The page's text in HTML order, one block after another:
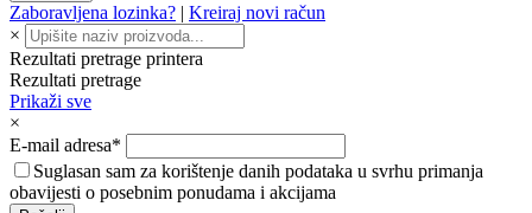
Zaboravljena lozinka? | Kreiraj novi račun
×
Rezultati pretrage printera
Rezultati pretrage
Prikaži sve
×
E-mail adresa*
Suglasan sam za korištenje danih podataka u svrhu primanja
obavijesti o posebnim ponudama i akcijama